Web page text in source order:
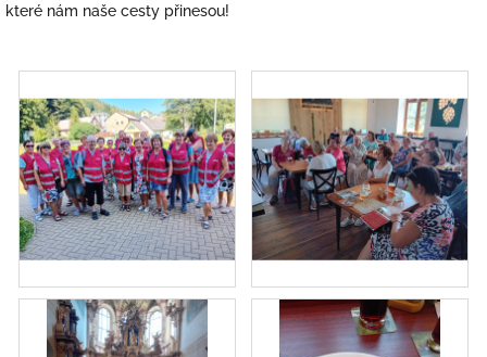
které nám naše cesty přinesou!